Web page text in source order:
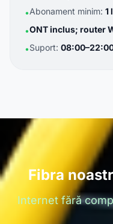
•Abonament minim: 1
•ONT inclus; router
•Suport:
Fibra
Internet fără